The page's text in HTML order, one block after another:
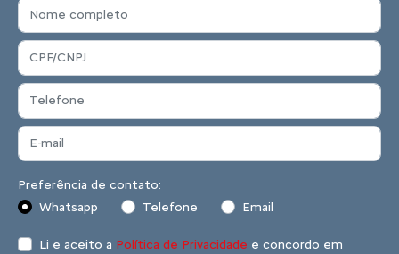
Preferência de contato:
Whatsapp
Telefone Email
Li e aceito a Política de Privacidade e concordo em